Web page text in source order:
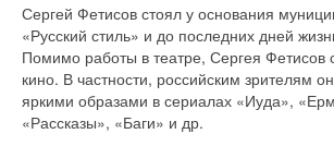
Сергей Фетисов стоял у основания
«Русский стиль» и до последних дней
Помимо работы в театре, Сергея Фетисов
кино. В частности, российским зрителям
яркими образами в сериалах «Иуда»,
«Рассказы», «Баги» и др.